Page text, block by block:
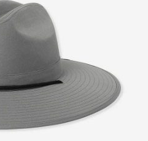
페이코 ID로 페
PAYCO 바로